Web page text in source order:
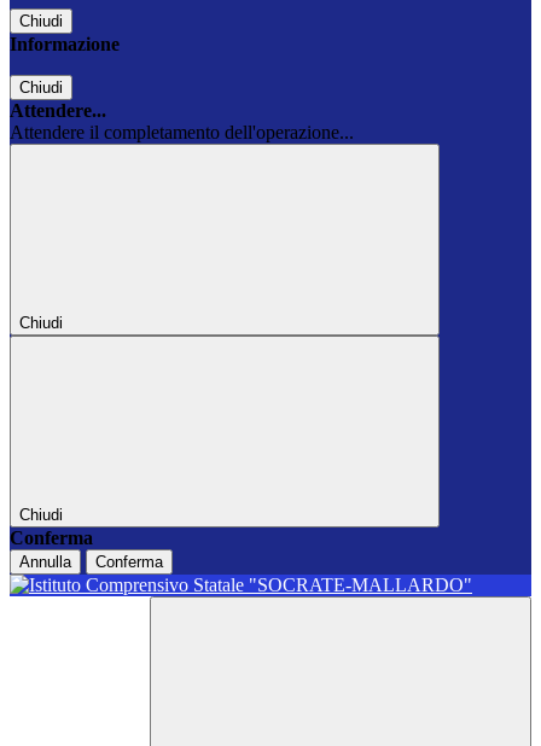
Chiudi
Informazione
Chiudi
Attendere...
Attendere il completamento dell'operazione...
Chiudi
Chiudi
Conferma
Annulla Conferma